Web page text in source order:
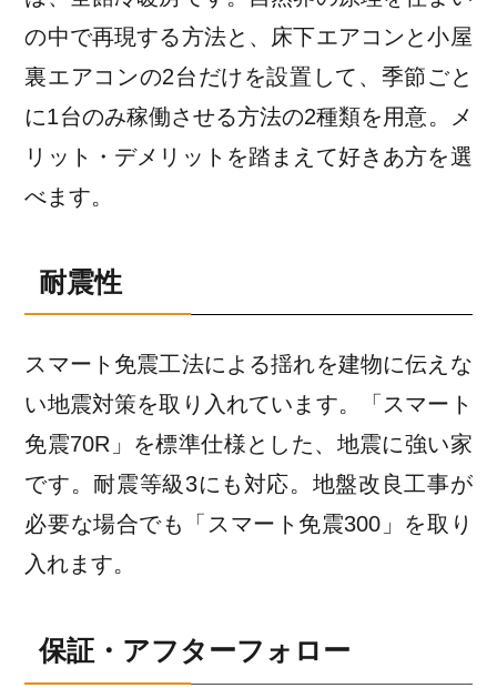
の中で再現する方法と、床下エアコンと小屋
裏エアコンの2台だけを設置して、季節ごと
に1台のみ稼働させる方法の2種類を用意。メ
リット・デメリットを踏まえて好きあ方を選
べます。
耐震性
スマート免震工法による揺れを建物に伝えな
い地震対策を取り入れています。「スマート
免震70R」を標準仕様とした、地震に強い家
です。耐震等級3にも対応。地盤改良工事が
必要な場合でも「スマート免震300」を取り
入れます。
保証・アフターフォロー